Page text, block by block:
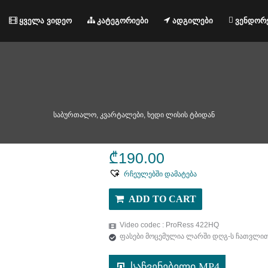
ყველა ვიდეო კატეგორიები ადგილები
საბურთალო, კვარტალები, ხედი ლისის ტბიდან
₾190.00
რჩეულებში დამატება
ADD TO CART
Video codec : ProRess 422HQ
ფასები მოცემულია ლარში დღგ-ს